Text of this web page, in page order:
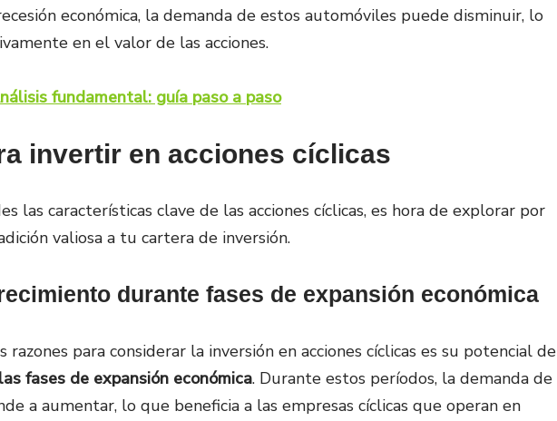
económica, la demanda de estos automóviles puede disminuir, lo
en el valor de las acciones.
fundamental: guía paso a paso
invertir en acciones cíclicas
las características clave de las acciones cíclicas, es hora de explorar por
valiosa a tu cartera de inversión.
durante fases de expansión económica
razones para considerar la inversión en acciones cíclicas es su potencial de
fases de expansión económica. Durante estos períodos, la demanda de
a aumentar, lo que beneficia a las empresas cíclicas que operan en